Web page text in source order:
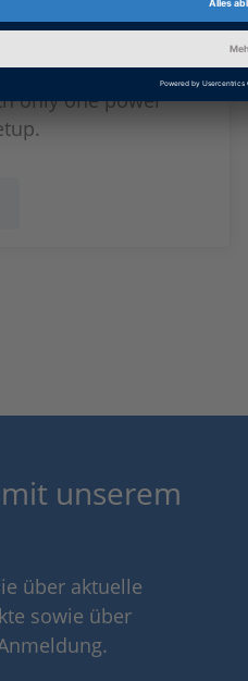
station emulator
the 400 V and 800 V
only one power
unserem
über aktuelle
sowie über